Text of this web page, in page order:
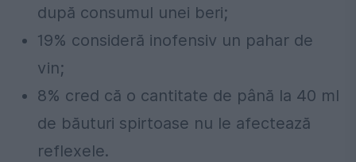
după consumul unei beri;
19% consideră inofensiv un pahar de
vin;
8% cred că o cantitate de până la 40 ml
de băuturi spirtoase nu le afectează
reflexele.